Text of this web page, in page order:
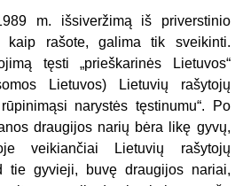
m. išsiveržimą iš priverstinio
kaip rašote, galima tik sveikinti.
tęsti „prieškarinės Lietuvos“
Lietuvos) Lietuvių rašytojų
narystės tęstinumu“. Po
draugijos narių bėra likę gyvų,
veikiančiai Lietuvių rašytojų
tie gyvieji, buvę draugijos nariai,